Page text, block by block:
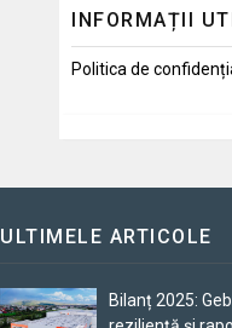
INFORMAȚII
Politica de
ULTIMELE ARTICOLE
Bilanț 2025: